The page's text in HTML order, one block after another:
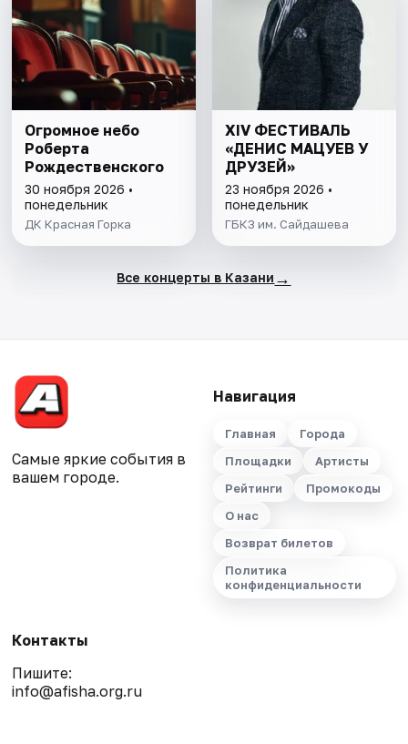
Огромное небо
Роберта
Рождественского
30 ноября 2026 •
понедельник
ДК Красная Горка
XIV ФЕСТИВАЛЬ
«ДЕНИС МАЦУЕВ У
ДРУЗЕЙ»
23 ноября 2026 •
понедельник
ГБКЗ им. Сайдашева
Все концерты в Казани →
Самые яркие события в
вашем городе.
Навигация
Главная
Города
Площадки
Артисты
Рейтинги
Промокоды
О нас
Возврат билетов
Политика
конфиденциальности
Контакты
Пишите:
info@afisha.org.ru